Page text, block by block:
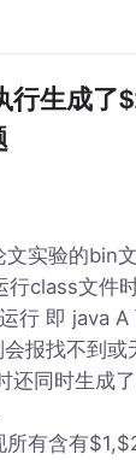
帖子详情
行生成了
实验的bin文
行class文件
行 即 java A
报找不到或
还同时生成
所有含有